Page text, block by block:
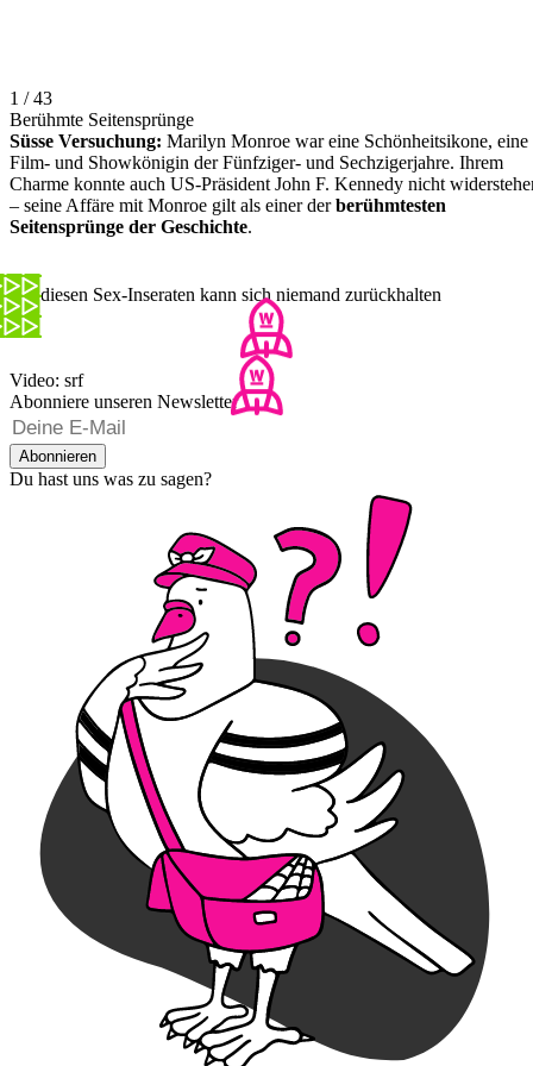
1 / 43
Berühmte Seitensprünge
Süsse Versuchung: Marilyn Monroe war eine Schönheitsikone, eine
Film- und Showkönigin der Fünfziger- und Sechzigerjahre. Ihrem
Charme konnte auch US-Präsident John F. Kennedy nicht
– seine Affäre mit Monroe gilt als einer derberühmtesten
Seitensprünge der Geschichte.
Bei diesen Sex-Inseraten kann sich niemand zurückhalten
Video: srf
Abonniere unseren Newsletter
Abonnieren
Du hast uns was zu sagen?